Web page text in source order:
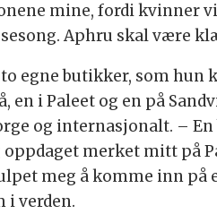
mine, fordi kvinner
Aphru skal være
egne butikker, som
en i Paleet og en på
og internasjonalt. –
oppdaget merket mitt på
meg å komme inn på
i verden.